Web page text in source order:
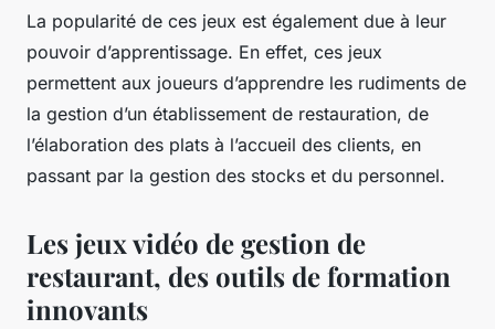
La popularité de ces jeux est également due à leur
pouvoir d’apprentissage. En effet, ces jeux
permettent aux joueurs d’apprendre les rudiments de
la gestion d’un établissement de restauration, de
l’élaboration des plats à l’accueil des clients, en
passant par la gestion des stocks et du personnel.
Les jeux vidéo de gestion de
restaurant, des outils de formation
innovants